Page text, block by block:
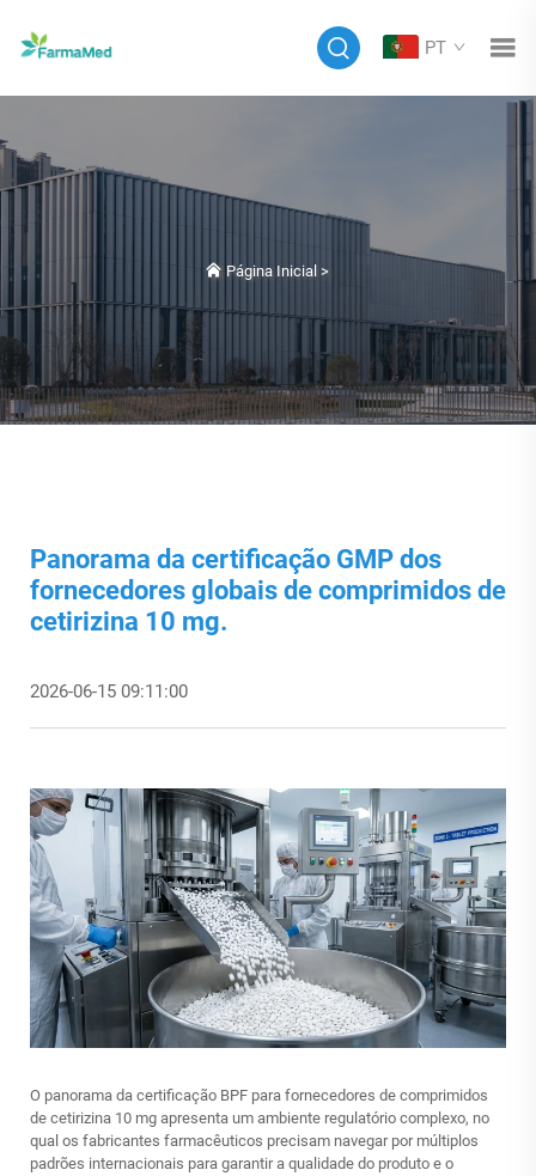
PT
Página Inicial>
Panorama da certificação GMP dos
fornecedores globais de comprimidos de
cetirizina 10 mg.
2026-06-15 09:11:00
O panorama da certificação BPF para fornecedores de comprimidos
de cetirizina 10 mg apresenta um ambiente regulatório complexo, no
qual os fabricantes farmacêuticos precisam navegar por múltiplos
padrões internacionais para garantir a qualidade do produto e o